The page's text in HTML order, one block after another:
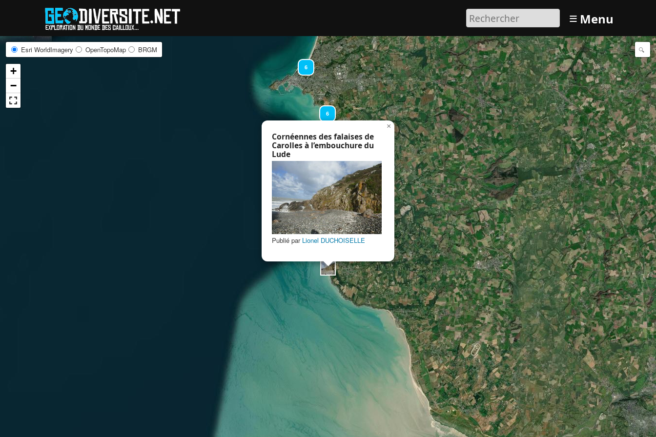
≡ Menu
3
6
6
Cornéennes des falaises de
Carolles à l’embouchure du
Lude
Publié par Lionel DUCHOISELLE
×
Esri WorldImagery OpenTopoMap BRGM
+
−